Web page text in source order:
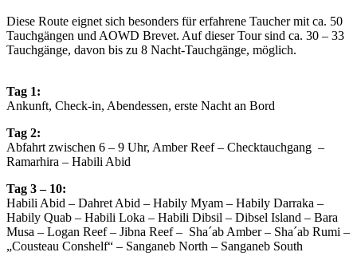
Diese Route eignet sich besonders für erfahrene Taucher mit ca. 50
Tauchgängen und AOWD Brevet. Auf dieser Tour sind ca. 30 – 33
Tauchgänge, davon bis zu 8 Nacht-Tauchgänge, möglich.
Tag 1:
Ankunft, Check-in, Abendessen, erste Nacht an Bord
Tag 2:
Abfahrt zwischen 6 – 9 Uhr, Amber Reef – Checktauchgang –
Ramarhira – Habili Abid
Tag 3 – 10:
Habili Abid – Dahret Abid – Habily Myam – Habily Darraka –
Habily Quab – Habili Loka – Habili Dibsil – Dibsel Island – Bara
Musa – Logan Reef – Jibna Reef – Sha´ab Amber – Sha´ab Rumi –
„Cousteau Conshelf“ – Sanganeb North – Sanganeb South